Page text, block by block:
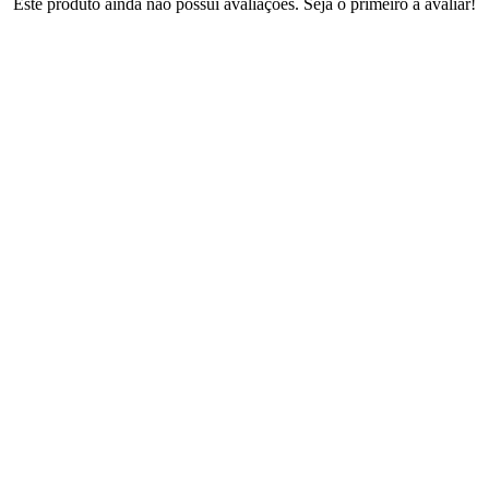
Este produto ainda não possui avaliações. Seja o primeiro a avaliar!